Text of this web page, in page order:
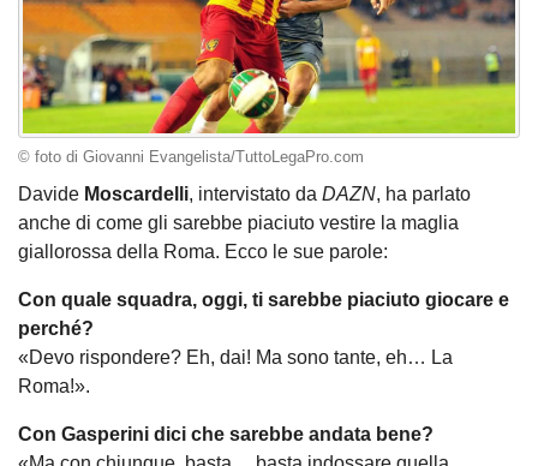
© foto di Giovanni Evangelista/TuttoLegaPro.com
Davide Moscardelli, intervistato da DAZN, ha parlato
anche di come gli sarebbe piaciuto vestire la maglia
giallorossa della Roma. Ecco le sue parole:
Con quale squadra, oggi, ti sarebbe piaciuto giocare e
perché?
«Devo rispondere? Eh, dai! Ma sono tante, eh… La
Roma!».
Con Gasperini dici che sarebbe andata bene?